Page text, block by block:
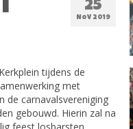
2013
2014
25
NOV 2019
tijdens de
met
de carnavalsvereniging
gebouwd. Hierin zal na